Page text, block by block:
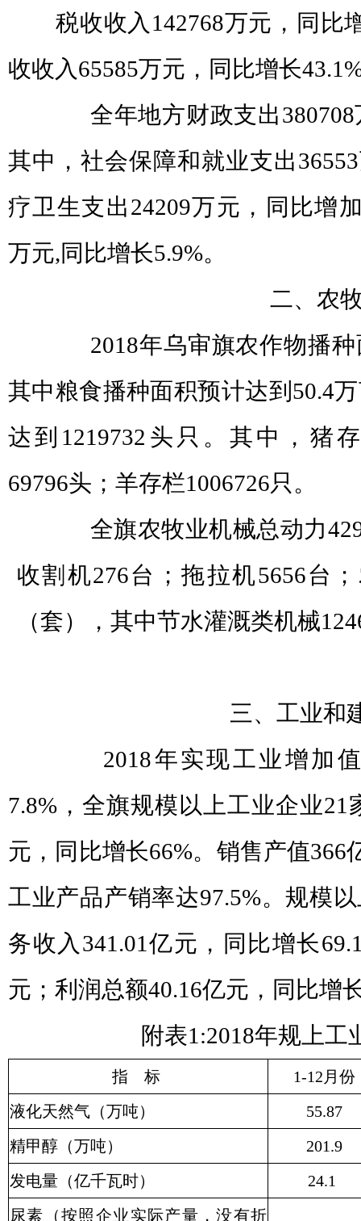
税收收入142768万元，同比
收收入65585万元，同比增长
全年地方财政支出380708
其中，社会保障和就业支出
疗卫生支出24209万元，同比增
万元,同比增长5.9%。
二、农
2018年乌审旗农作物播种
其中粮食播种面积预计达到50.4
达到1219732头只。其中，猪
69796头；羊存栏1006726只。
全旗农牧业机械总动力
收割机276台；拖拉机5656台
（套），其中节水灌溉类机械
三、工业和
2018年实现工业增加值
7.8%，全旗规模以上工业企业21
元，同比增长66%。销售产值366
工业产品产销率达97.5%。规模
务收入341.01亿元，同比增长
元；利润总额40.16亿元，同比增
附表1:2018年规上工
指 标
1-12月份
液化天然气（万吨）
55.87
精甲醇（万吨）
201.9
发电量（亿千瓦时）
24.1
尿素（按照企业实际产量，没有折